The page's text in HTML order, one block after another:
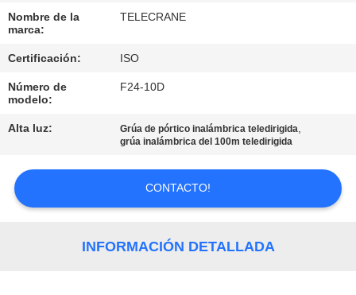
CONTROL
DE
CALIDAD
SOLICITAR
UNA
COTIZACIÓN
Nombre de la
marca:
TELECRANE
Certificación: ISO
Número de
modelo:
F24-10D
Alta luz: Grúa de pórtico inalámbrica teledirigida,
grúa inalámbrica del 100m teledirigida
CONTACTO!
INFORMACIÓN DETALLADA